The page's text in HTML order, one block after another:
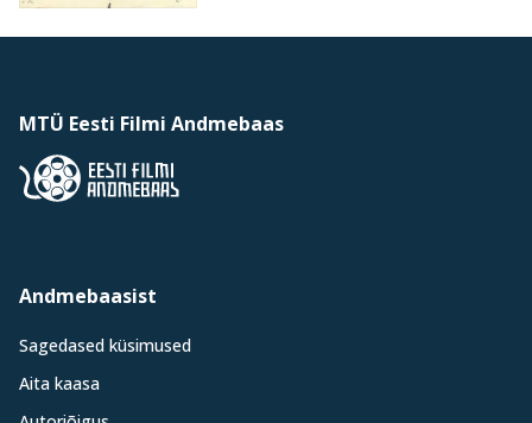
MTÜ Eesti Filmi Andmebaas
Andmebaasist
Sagedased küsimused
Aita kaasa